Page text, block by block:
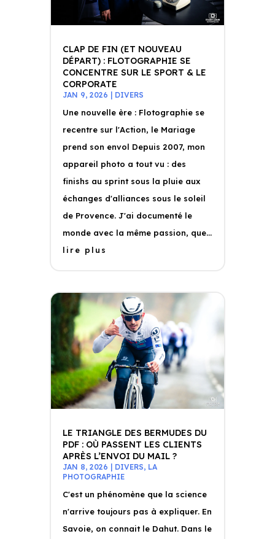
CLAP DE FIN (ET NOUVEAU
DÉPART) : FLOTOGRAPHIE SE
CONCENTRE SUR LE SPORT & LE
CORPORATE
JAN 9, 2026 DIVERS
Une nouvelle ère : Flotographie se
recentre sur l'Action, le Mariage
prend son envol Depuis 2007, mon
appareil photo a tout vu : des
finishs au sprint sous la pluie aux
échanges d'alliances sous le soleil
de Provence. J'ai documenté le
monde avec la même passion, que...
lire plus
LE TRIANGLE DES BERMUDES DU
PDF : OÙ PASSENT LES CLIENTS
APRÈS L’ENVOI DU MAIL ?
JAN 8, 2026 DIVERS, LA
PHOTOGRAPHIE
C'est un phénomène que la science
n'arrive toujours pas à expliquer. En
Savoie, on connait le Dahut. Dans le